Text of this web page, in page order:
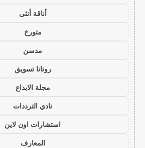
أناقة أنثى
متورخ
مدسن
روتانا تسويق
مجلة الابداع
نادي الترددات
استشارات اون لاين
المعارف